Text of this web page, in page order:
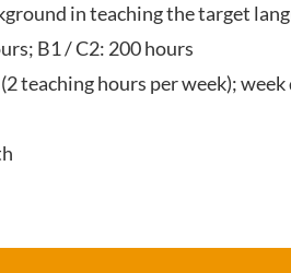
in teaching the target
B1 / C2: 200 hours
teaching hours per week);